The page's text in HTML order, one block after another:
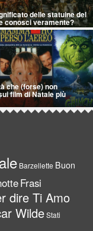
delle statuine del
conosci veramente?
che (forse) non
film di Natale più
Barzellette Buon
Frasi
dire Ti Amo
WildeStati